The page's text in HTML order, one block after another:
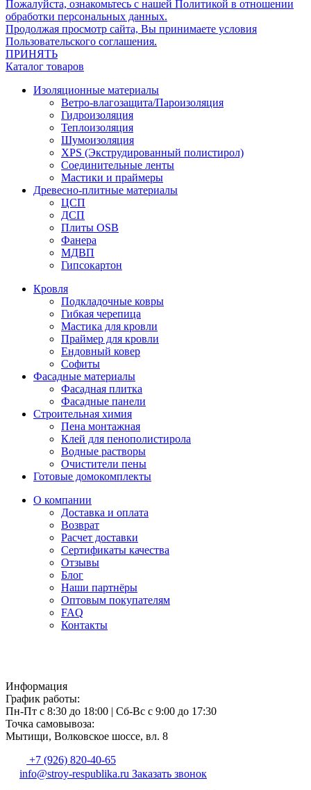
Пожалуйста, ознакомьтесь с нашей Политикой в отношении
обработки персональных данных.
Продолжая просмотр сайта, Вы принимаете условия
Пользовательского соглашения.
ПРИНЯТЬ
Каталог товаров
Изоляционные материалы
Ветро-влагозащита/Пароизоляция
Гидроизоляция
Теплоизоляция
Шумоизоляция
XPS (Экструдированный полистирол)
Соединительные ленты
Мастики и праймеры
Древесно-плитные материалы
ЦСП
ДСП
Плиты OSB
Фанера
МДВП
Гипсокартон
Кровля
Подкладочные ковры
Гибкая черепица
Мастика для кровли
Праймер для кровли
Ендовный ковер
Софиты
Фасадные материалы
Фасадная плитка
Фасадные панели
Строительная химия
Пена монтажная
Клей для пенополистирола
Водные растворы
Очистители пены
Готовые домокомплекты
О компании
Доставка и оплата
Возврат
Расчет доставки
Сертификаты качества
Отзывы
Блог
Наши партнёры
Оптовым покупателям
FAQ
Контакты
Информация
График работы:
Пн-Пт с 8:30 до 18:00 | Сб-Вс с 9:00 до 17:30
Точка самовывоза:
Мытищи, Волковское шоссе, вл. 8
+7 (926) 820-40-65
info@stroy-respublika.ru Заказать звонок